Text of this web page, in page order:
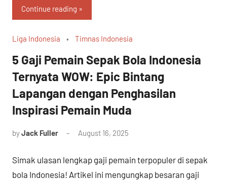
Continue reading
Liga Indonesia Timnas Indonesia
5 Gaji Pemain Sepak Bola Indonesia
Ternyata WOW: Epic Bintang
Lapangan dengan Penghasilan
Inspirasi Pemain Muda
byJack Fuller August 16, 2025
Simak ulasan lengkap gaji pemain terpopuler di sepak
bola Indonesia! Artikel ini mengungkap besaran gaji